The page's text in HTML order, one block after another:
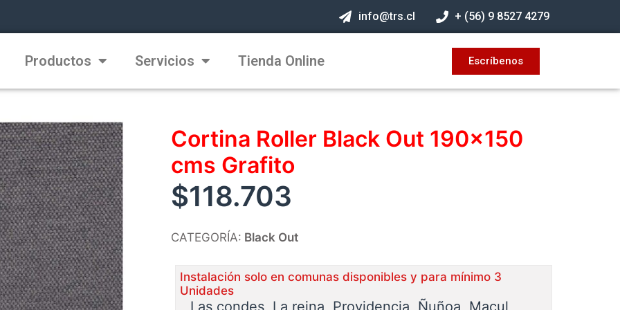
info@trs.cl + (56) 9 8527 4279
Productos Servicios Tienda Online Escríbenos
Cortina Roller Black Out 190×150
cms Grafito
$118.703
CATEGORÍA: Black Out
Instalación solo en comunas disponibles y para mínimo 3
Unidades
Las condes, La reina, Providencia, Ñuñoa, Macul,